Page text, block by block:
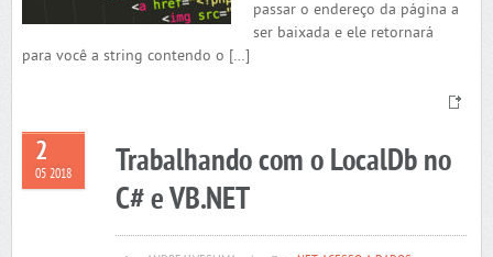
passar o endereço da página a
ser baixada e ele retornará
para você a string contendo o […]
2
05 2018
Trabalhando com o LocalDb no
C# e VB.NET